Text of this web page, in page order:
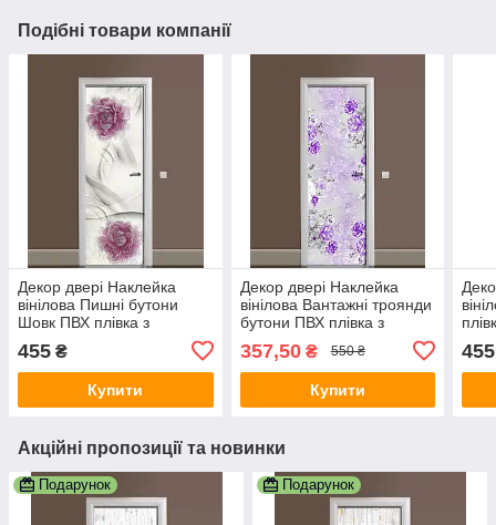
Подібні товари компанії
Декор двері Наклейка
вінілова Пишні бутони
Шовк ПВХ плівка з
ламінуванням 600х1800
мм Абстракція Сірий
455 ₴
Купити
Декор двері Наклейка
вінілова Вантажні троянди
бутони ПВХ плівка з
ламінуванням 650х2000
мм Квіти Фіолетовий
357,50₴ 550 ₴
Купити
455
Акційні пропозиції та новинки
Подарунок Подарунок